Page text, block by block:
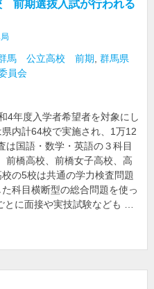
前期選抜入試が行われる
馬 公立高校 前期 群馬県
員会
4年度入学者希望者を対象にし
内計64校で実施され、1万12
は国語・数学・英語の３科目
前橋高校、前橋女子高校、高
の5校は共通の学力検査問題
科目横断型の総合問題を使っ
に面接や実技試験なども …